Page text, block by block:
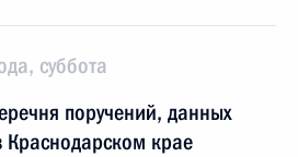
суббота
поручений, данных
Краснодарском крае